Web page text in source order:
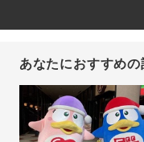
あなたにおすすめの